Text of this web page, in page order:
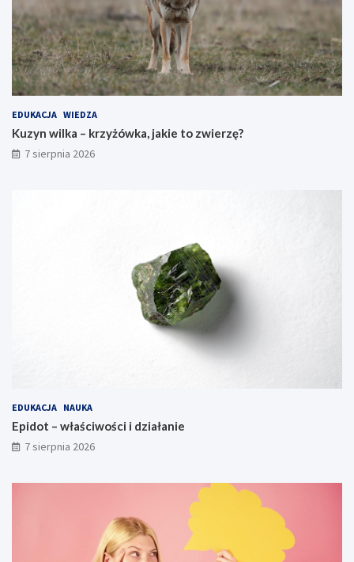
EDUKACJA WIEDZA
Kuzyn wilka – krzyżówka, jakie to zwierzę?
7 sierpnia 2026
EDUKACJA NAUKA
Epidot – właściwości i działanie
7 sierpnia 2026